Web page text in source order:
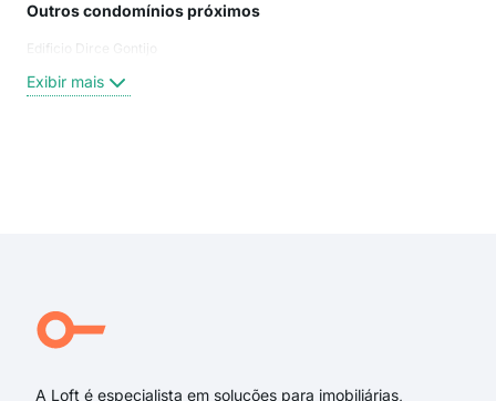
Outros condomínios próximos
Edificio Dirce Gontijo
Exibir mais
A Loft é especialista em soluções para imobiliárias,